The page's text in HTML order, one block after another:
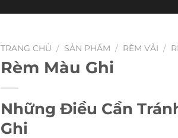
TRANG CHỦ / SẢN PHẨM / RÈM VẢI /
Rèm Màu Ghi
Những Điều Cần
Ghi